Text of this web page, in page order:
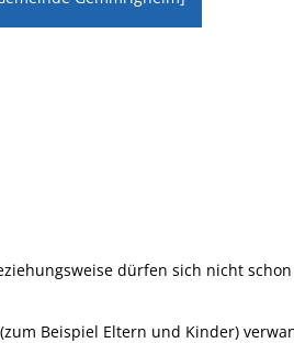
dürfen sich nicht
Beispiel Eltern und Kinder)